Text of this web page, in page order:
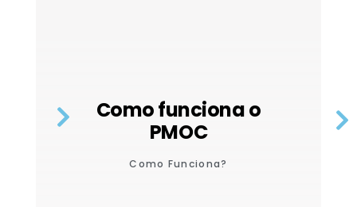
Como funciona o
PMOC
Como Funciona?